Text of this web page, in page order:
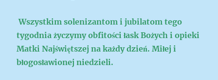
Wszystkim solenizantom i jubilatom tego
tygodnia życzymy obfitości łask Bożych i opieki
Matki Najświętszej na każdy dzień. Miłej i
błogosławionej niedzieli.